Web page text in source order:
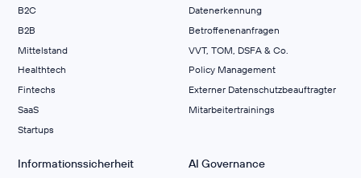
B2C
B2B
Mittelstand
Healthtech
Fintechs
SaaS
Startups
Datenerkennung
Betroffenenanfragen
VVT, TOM, DSFA & Co.
Policy Management
Externer Datenschutzbeauftragter
Mitarbeitertrainings
Informationssicherheit AI Governance